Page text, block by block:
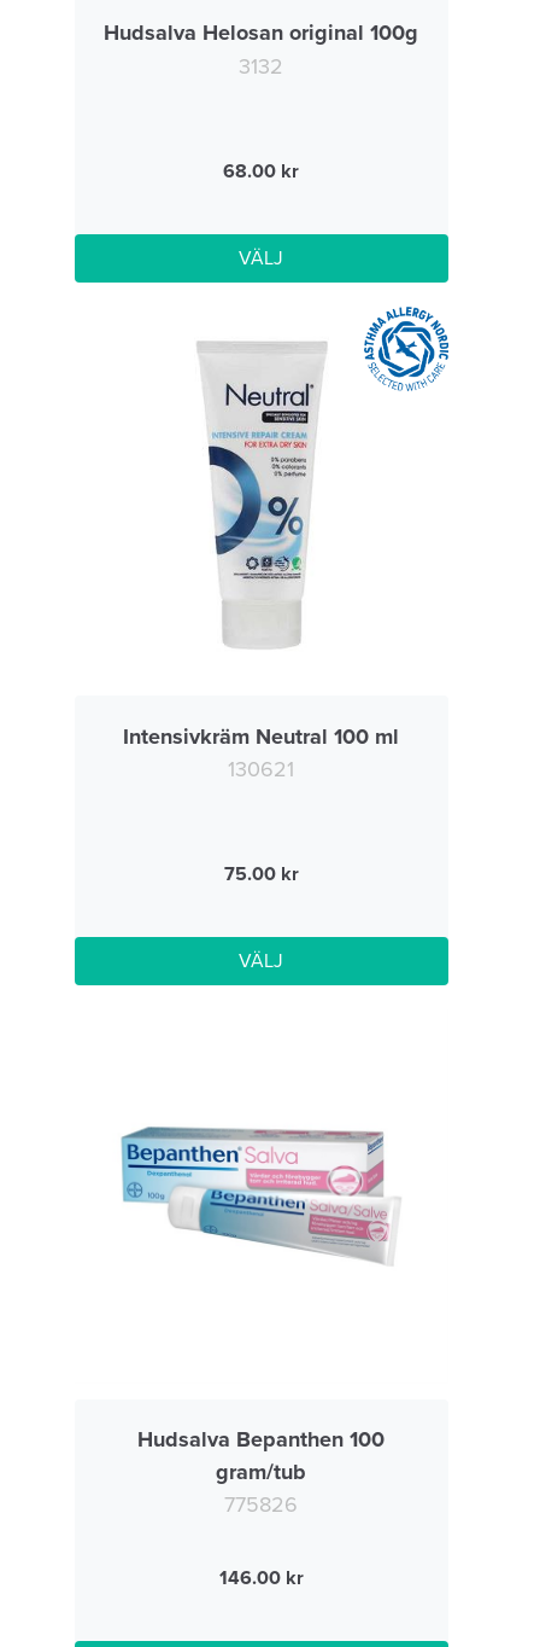
Hudsalva Helosan original 100g
3132
68.00
VÄLJ
Intensivkräm Neutral 100 ml
130621
75.00
VÄLJ
Hudsalva Bepanthen 100
gram/tub
775826
146.00